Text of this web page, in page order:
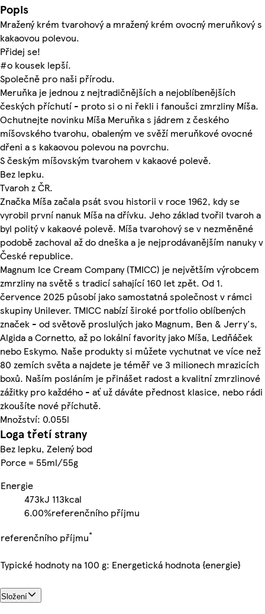
Popis
Mražený krém tvarohový a mražený krém ovocný meruňkový s
kakaovou polevou.
Přidej se!
#o kousek lepší.
Společně pro naši přírodu.
Meruňka je jednou z nejtradičnějších a nejoblíbenějších
českých příchutí - proto si o ni řekli i fanoušci zmrzliny Míša.
Ochutnejte novinku Míša Meruňka s jádrem z českého
míšovského tvarohu, obaleným ve svěží meruňkové ovocné
dřeni a s kakaovou polevou na povrchu.
S českým míšovským tvarohem v kakaové polevě.
Bez lepku.
Tvaroh z ČR.
Značka Míša začala psát svou historii v roce 1962, kdy se
vyrobil první nanuk Míša na dřívku. Jeho základ tvořil tvaroh a
byl politý v kakaové polevě. Míša tvarohový se v nezměněné
podobě zachoval až do dneška a je nejprodávanějším nanuky v
České republice.
Magnum Ice Cream Company (TMICC) je největším výrobcem
zmrzliny na světě s tradicí sahající 160 let zpět. Od 1.
července 2025 působí jako samostatná společnost v rámci
skupiny Unilever. TMICC nabízí široké portfolio oblíbených
značek - od světově proslulých jako Magnum, Ben & Jerry's,
Algida a Cornetto, až po lokální favority jako Míša, Ledňáček
nebo Eskymo. Naše produkty si můžete vychutnat ve více než
80 zemích světa a najdete je téměř ve 3 milionech mrazicích
boxů. Naším posláním je přinášet radost a kvalitní zmrzlinové
zážitky pro každého - ať už dáváte přednost klasice, nebo rádi
zkoušíte nové příchutě.
Množství: 0.055l
Loga třetí strany
Bez lepku, Zelený bod
Porce = 55ml/55g
Energie
473kJ 113kcal
6.00%referenčního příjmu
referenčního příjmu*
Typické hodnoty na 100 g: Energetická hodnota {energie}
Složení